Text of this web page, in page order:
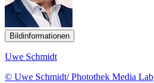
Bildinformationen
Uwe Schmidt
© Uwe Schmidt/ Photothek Media Lab